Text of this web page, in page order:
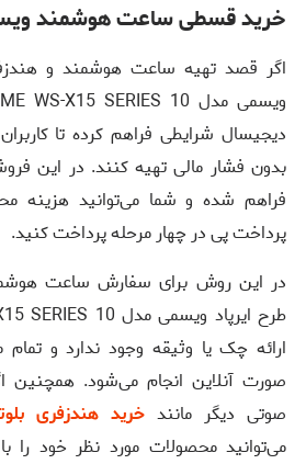
خرید قسطی ساعت هوشمند
اگر قصد تهیه ساعت هوشمند و
دیجیسال شرایطی فراهم کرده تا
بدون فشار مالی تهیه کنند. در این
فراهم شده و شما می‌توانید هزینه
پرداخت پی در چهار مرحله پرداخت کنید.
در این روش برای سفارش ساعت
ارائه چک یا وثیقه وجود ندارد و
صورت آنلاین انجام می‌شود. همچنین
صوتی دیگر مانند خرید هندزفری
می‌توانید محصولات مورد نظر خود را